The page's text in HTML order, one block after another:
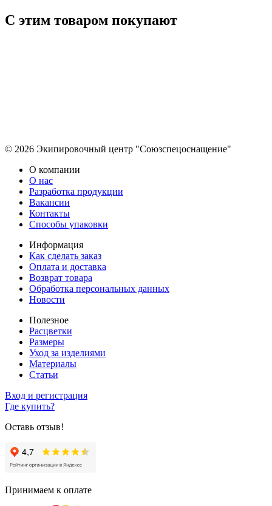
С этим товаром покупают
© 2026 Экипировочный центр "Союзспецоснащение"
О компании
О нас
Разработка продукции
Вакансии
Контакты
Способы упаковки
Информация
Как сделать заказ
Оплата и доставка
Возврат товара
Обработка персональных данных
Новости
Полезное
Расцветки
Размеры
Уход за изделиями
Материалы
Статьи
Вход и регистрация
Где купить?
Оставь отзыв!
Принимаем к оплате